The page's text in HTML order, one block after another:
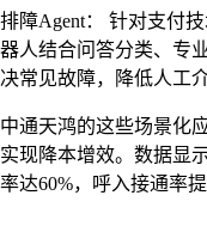
排障Agent： 针对支付
器人结合问答分类、专
决常见故障，降低人工
中通天鸿的这些场景化
实现降本增效。数据显
率达60%，呼入接通率